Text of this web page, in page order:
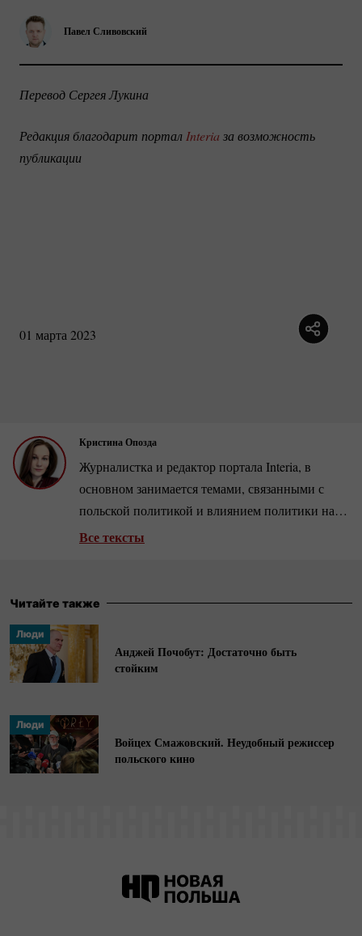
Павел Сливовский
Перевод Сергея Лукина
Редакция благодарит портал Interia за возможность
публикации
01 марта 2023
Кристина Опозда
Журналистка и редактор портала Interia, в
основном занимается темами, связанными с
польской политикой и влиянием политики на
экономику.
Все тексты
Читайте также
Люди
Анджей Почобут: Достаточно быть
стойким
Люди
Войцех Смажовский. Неудобный режиссер
польского кино